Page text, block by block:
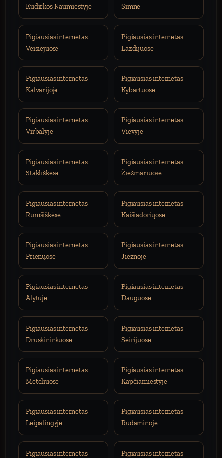
Kudirkos Naumiestyje
Simne
Pigiausias internetas
Veisiejuose
Pigiausias internetas
Lazdijuose
Pigiausias internetas
Kalvarijoje
Pigiausias internetas
Kybartuose
Pigiausias internetas
Virbalyje
Pigiausias internetas
Vievyje
Pigiausias internetas
Stakliškėse
Pigiausias internetas
Žiežmariuose
Pigiausias internetas
Rumšiškėse
Pigiausias internetas
Kaišiadoriųose
Pigiausias internetas
Prienųose
Pigiausias internetas
Jieznoje
Pigiausias internetas
Alytuje
Pigiausias internetas
Dauguose
Pigiausias internetas
Druskininkuose
Pigiausias internetas
Seirijuose
Pigiausias internetas
Meteliuose
Pigiausias internetas
Kapčiamiestyje
Pigiausias internetas
Leipalingyje
Pigiausias internetas
Rudaminoje
Pigiausias internetas
Pigiausias internetas